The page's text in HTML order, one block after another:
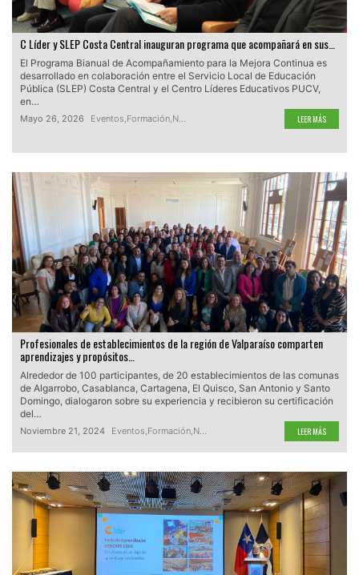
C Líder y SLEP Costa Central inauguran programa que acompañará en sus…
El Programa Bianual de Acompañamiento para la Mejora Continua es
desarrollado en colaboración entre el Servicio Local de Educación
Pública (SLEP) Costa Central y el Centro Líderes Educativos PUCV,
en…
Mayo 26, 2026 Eventos,Formación,Noticias Servicios Locales de Educación
LEER MÁS
Profesionales de establecimientos de la región de Valparaíso comparten
aprendizajes y propósitos…
Alrededor de 100 participantes, de 20 establecimientos de las comunas
de Algarrobo, Casablanca, Cartagena, El Quisco, San Antonio y Santo
Domingo, dialogaron sobre su experiencia y recibieron su certificación
del…
Noviembre 21, 2024 Eventos,Formación,Noticias LEER MÁS